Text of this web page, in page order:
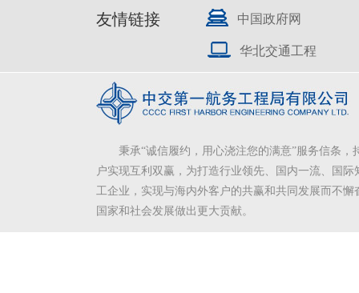
友情链接 中国政府网
华北交通工程
秉承“诚信履约，用心浇注您的满意”服务信条，
户实现互利双赢，为打造行业领先、国内一流、国际
工企业，实现与海内外客户的共赢和共同发展而不懈
国家和社会发展做出更大贡献。